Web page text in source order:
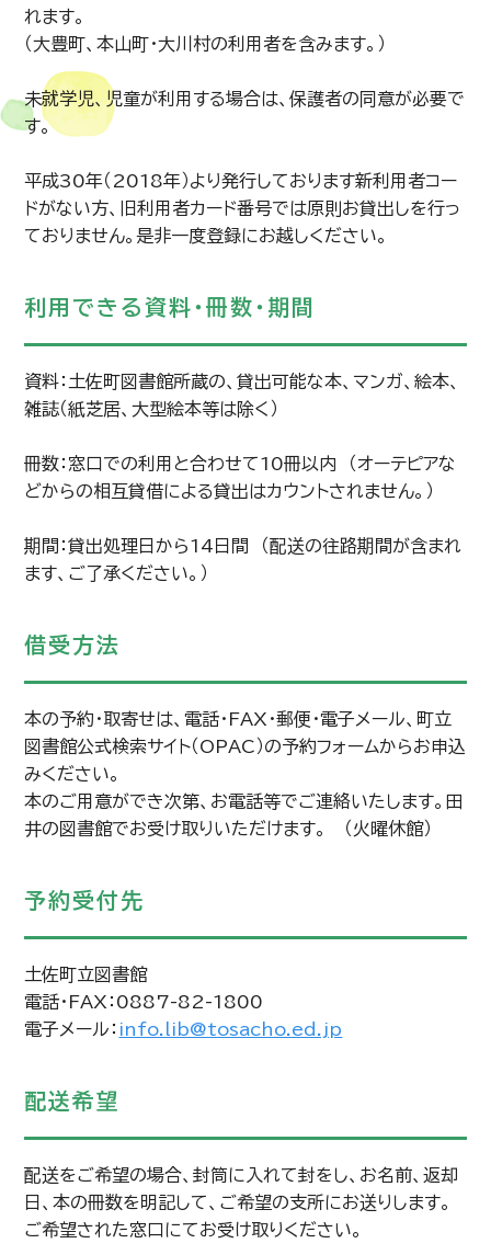
れます。
（大豊町、本山町・大川村の利用者を含みます。）
未就学児、児童が利用する場合は、保護者の同意が必要で
す。
平成30年（2018年）より発行しております新利用者コー
ドがない方、旧利用者カード番号では原則お貸出しを行っ
ておりません。是非一度登録にお越しください。
利用できる資料・冊数・期間
資料：土佐町図書館所蔵の、貸出可能な本、マンガ、絵本、
雑誌（紙芝居、大型絵本等は除く）
冊数：窓口での利用と合わせて10冊以内 （オーテピアな
どからの相互貸借による貸出はカウントされません。）
期間：貸出処理日から14日間 （配送の往路期間が含まれ
ます、ご了承ください。）
借受方法
本の予約・取寄せは、電話・FAX・郵便・電子メール、町立
図書館公式検索サイト（OPAC）の予約フォームからお申込
みください。
本のご用意ができ次第、お電話等でご連絡いたします。田
井の図書館でお受け取りいただけます。 （火曜休館）
予約受付先
土佐町立図書館
電話・FAX：0887-82-1800
電子メール： info.lib@tosacho.ed.jp
配送希望
配送をご希望の場合、封筒に入れて封をし、お名前、返却
日、本の冊数を明記して、ご希望の支所にお送りします。
ご希望された窓口にてお受け取りください。